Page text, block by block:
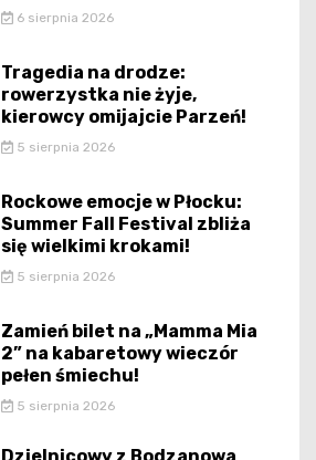
6 sierpnia 2026
Tragedia na drodze:
rowerzystka nie żyje,
kierowcy omijajcie Parzeń!
5 sierpnia 2026
Rockowe emocje w Płocku:
Summer Fall Festival zbliża
się wielkimi krokami!
5 sierpnia 2026
Zamień bilet na „Mamma Mia
2” na kabaretowy wieczór
pełen śmiechu!
5 sierpnia 2026
Dzielnicowy z Bodzanowa